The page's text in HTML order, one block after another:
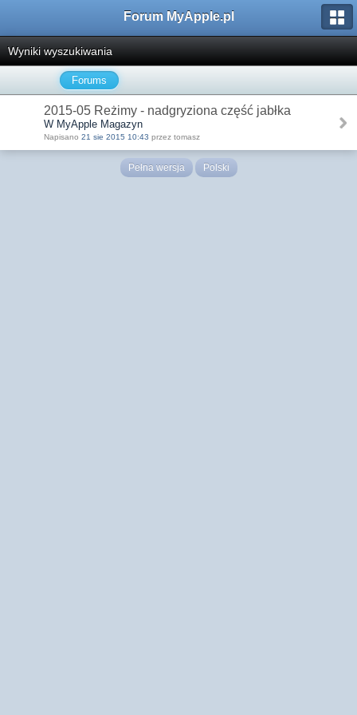
Forum MyApple.pl
Wyniki wyszukiwania
Forums
2015-05 Reżimy - nadgryziona część jabłka
W MyApple Magazyn
Napisano 21 sie 2015 10:43 przez tomasz
Pełna wersja Polski